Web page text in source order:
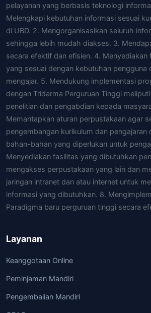
pelayanan yang berbasis teknologi
Melengkapi kebutuhan informasi sesuai
di UBD. 2. Mengorganisasikan seluruh
sehingga lebih mudah diakses. 3.
secara efektif dan efisien. 4. Menyediakan
yang sesuai dengan kebutuhan pengguna
mengajar. 5. Mendukung implementasi
dengan Tridarma Perguruan Tinggi
penelitian dan pengabdian kepada
Memantapkan aturan perpustakaan agar
pengembangan kurikulum dan pengajaran
bahan-bahan yang diperlukan untuk
Menyediakan fasilitas yang dibutuhkan
mengakses perpustakaan yang lain dan
jaringan intranet dan atau internet untuk
informasi yang dibutuhkan. 8.
Paradigma baru perguruan tinggi secara
Layanan
Keanggotaan Online
Peminjaman Mandiri
Pengembalian Mandiri